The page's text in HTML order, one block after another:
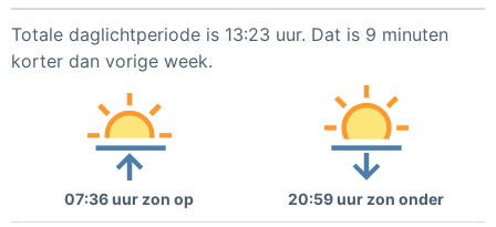
Totale daglichtperiode is 13:23 uur. Dat is 9 minuten
korter dan vorige week.
07:36 uur zon op 20:59 uur zon onder